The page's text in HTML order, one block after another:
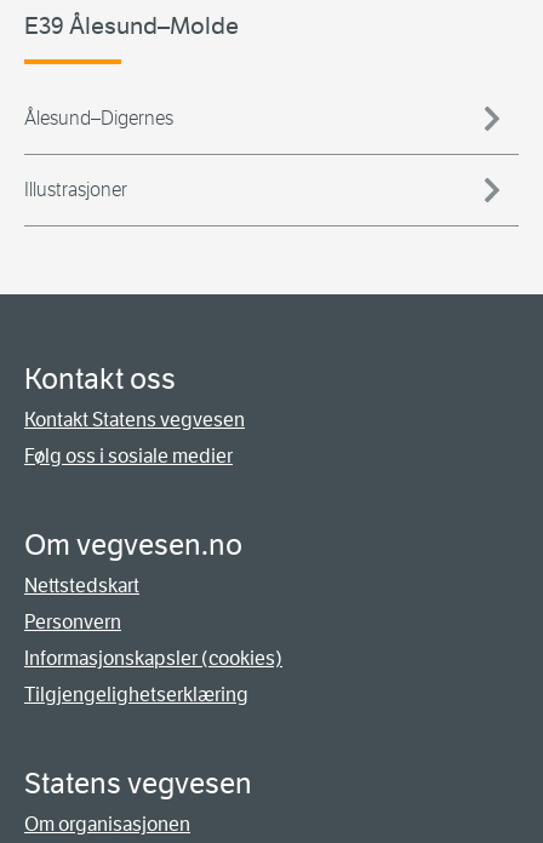
E39 Ålesund–Molde
Ålesund–Digernes
Illustrasjoner
Kontakt oss
Kontakt Statens vegvesen
Følg oss i sosiale medier
Om vegvesen.no
Nettstedskart
Personvern
Informasjonskapsler (cookies)
Tilgjengelighetserklæring
Statens vegvesen
Om organisasjonen